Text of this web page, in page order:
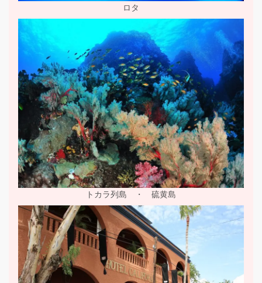
ロタ
トカラ列島 ・ 硫黄島